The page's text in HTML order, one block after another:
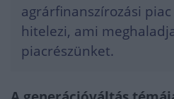
agrárfinanszírozási
hitelezi, ami
piacrészünket.